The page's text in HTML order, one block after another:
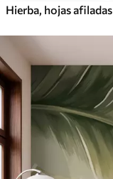
Hierba, hojas afiladas